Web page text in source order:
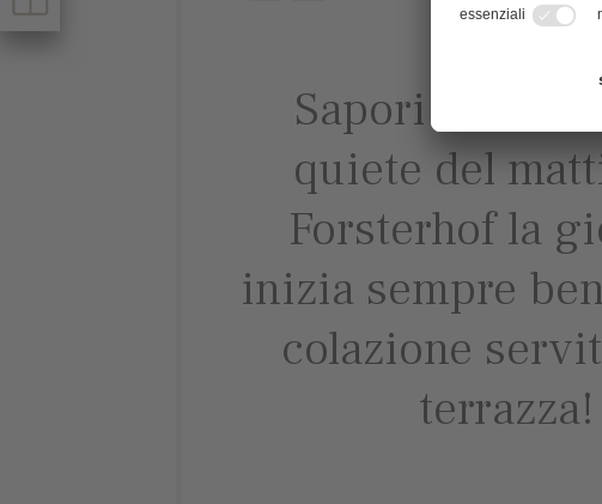
Sapori deliziosi
quiete del
Forsterhof la
inizia sempre
colazione
terrazza!